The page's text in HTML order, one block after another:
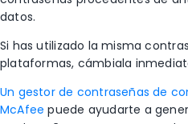
datos.
Si has utilizado la misma
plataformas, cámbiala
Un gestor de contraseñas de
McAfee puede ayudarte a